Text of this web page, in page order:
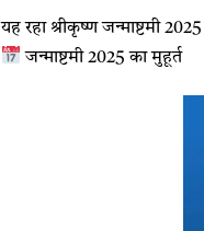
यह रहा श्रीकृष्ण जन्माष्टमी
जन्माष्टमी 2025 का मुहूर्त